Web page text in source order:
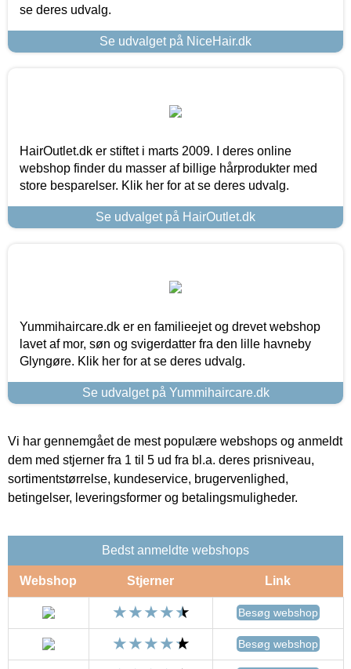
se deres udvalg.
Se udvalget på NiceHair.dk
HairOutlet.dk er stiftet i marts 2009. I deres online
webshop finder du masser af billige hårprodukter med
store besparelser. Klik her for at se deres udvalg.
Se udvalget på HairOutlet.dk
Yummihaircare.dk er en familieejet og drevet webshop
lavet af mor, søn og svigerdatter fra den lille havneby
Glyngøre. Klik her for at se deres udvalg.
Se udvalget på Yummihaircare.dk
Vi har gennemgået de mest populære webshops og anmeldt
dem med stjerner fra 1 til 5 ud fra bl.a. deres prisniveau,
sortimentstørrelse, kundeservice, brugervenlighed,
betingelser, leveringsformer og betalingsmuligheder.
Bedst anmeldte webshops
Webshop Stjerner Link
Besøg webshop
Besøg webshop